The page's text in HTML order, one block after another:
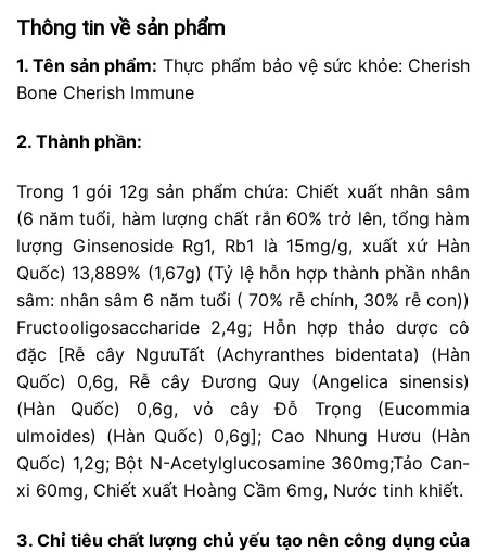
Thông tin về sản phẩm
1. Tên sản phẩm: Thực phẩm bảo vệ sức khỏe: Cherish
Bone Cherish Immune
2. Thành phần:
Trong 1 gói 12g sản phẩm chứa: Chiết xuất nhân sâm
(6 năm tuổi, hàm lượng chất rắn 60% trở lên, tổng hàm
lượng Ginsenoside Rg1, Rb1 là 15mg/g, xuất xứ Hàn
Quốc) 13,889% (1,67g) (Tỷ lệ hỗn hợp thành phần nhân
sâm: nhân sâm 6 năm tuổi ( 70% rễ chính, 30% rễ con))
Fructooligosaccharide 2,4g; Hỗn hợp thảo dược cô
đặc [Rễ cây NgưuTất (Achyranthes bidentata) (Hàn
Quốc) 0,6g, Rễ cây Đương Quy (Angelica sinensis)
(Hàn Quốc) 0,6g, vỏ cây Đỗ Trọng (Eucommia
ulmoides) (Hàn Quốc) 0,6g]; Cao Nhung Hươu (Hàn
Quốc) 1,2g; Bột N-Acetylglucosamine 360mg;Tảo Can-
xi 60mg, Chiết xuất Hoàng Cầm 6mg, Nước tinh khiết.
3. Chỉ tiêu chất lượng chủ yếu tạo nên công dụng của